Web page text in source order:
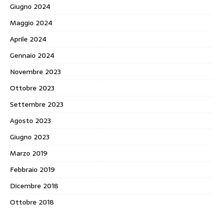
Giugno 2024
Maggio 2024
Aprile 2024
Gennaio 2024
Novembre 2023
Ottobre 2023
Settembre 2023
Agosto 2023
Giugno 2023
Marzo 2019
Febbraio 2019
Dicembre 2018
Ottobre 2018